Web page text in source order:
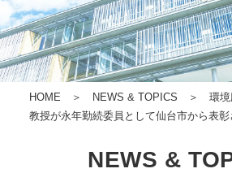
HOME ＞ NEWS & TOPICS ＞ 環境
教授が永年勤続委員として仙台市から表彰
NEWS &